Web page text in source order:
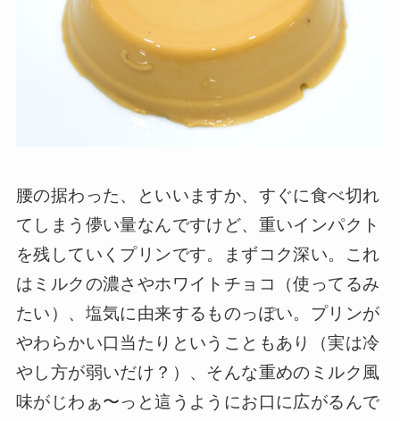
腰の据わった、といいますか、すぐに食べ切れ
てしまう儚い量なんですけど、重いインパクト
を残していくプリンです。まずコク深い。これ
はミルクの濃さやホワイトチョコ（使ってるみ
たい）、塩気に由来するものっぽい。プリンが
やわらかい口当たりということもあり（実は冷
やし方が弱いだけ？）、そんな重めのミルク風
味がじわぁ〜っと這うようにお口に広がるんで